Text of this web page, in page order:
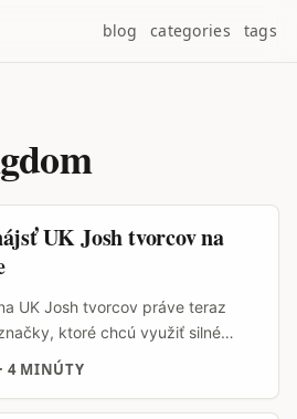
blog categories tags
UK Josh tvorcov na
UK Josh tvorcov práve teraz
ktoré chcú využiť silné
Friday, Vianoce, letné zľavy),
Josh sa v posledných
·4 MINÚTY